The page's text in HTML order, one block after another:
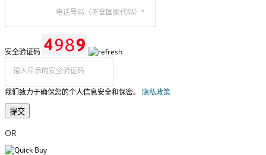
安全验证码
我们致力于确保您的个人信息安全和保密。 隐私政策
提交
OR